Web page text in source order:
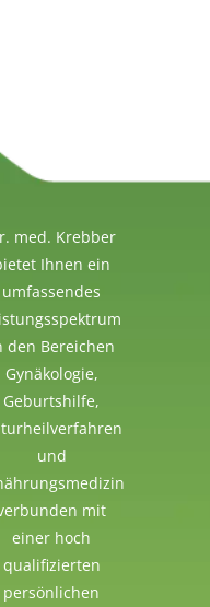
med. Krebber
Ihnen ein
umfassendes
den Bereichen
Gynäkologie,
Geburtshilfe,
und
mit
einer hoch
qualifizierten
persönlichen